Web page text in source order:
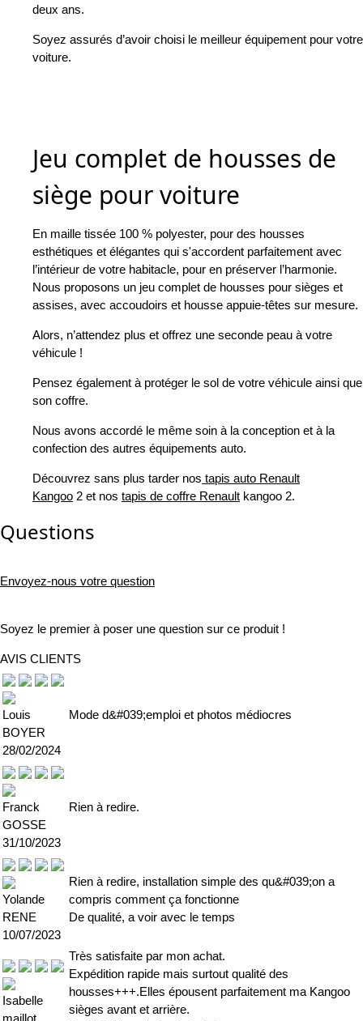
deux ans.
Soyez assurés d’avoir choisi le meilleur équipement pour votre
voiture.
Jeu complet de housses de
siège pour voiture
En maille tissée 100 % polyester, pour des housses
esthétiques et élégantes qui s'accordent parfaitement avec
l’intérieur de votre habitacle, pour en préserver l’harmonie.
Nous proposons un jeu complet de housses pour sièges et
assises, avec accoudoirs et housse appuie-têtes sur mesure.
Alors, n’attendez plus et offrez une seconde peau à votre
véhicule !
Pensez également à protéger le sol de votre véhicule ainsi que
son coffre.
Nous avons accordé le même soin à la conception et à la
confection des autres équipements auto.
Découvrez sans plus tarder nos tapis auto Renault
Kangoo 2 et nos tapis de coffre Renault kangoo 2.
Questions
Envoyez-nous votre question
Soyez le premier à poser une question sur ce produit !
AVIS CLIENTS
Louis
BOYER
28/02/2024
Mode d&#039;emploi et photos médiocres
Franck
GOSSE
31/10/2023
Rien à redire.
Yolande
RENE
10/07/2023
Rien à redire, installation simple des qu&#039;on a
compris comment ça fonctionne
De qualité, a voir avec le temps
Isabelle
Très satisfaite par mon achat.
Expédition rapide mais surtout qualité des
housses+++.Elles épousent parfaitement ma Kangoo
sièges avant et arrière.